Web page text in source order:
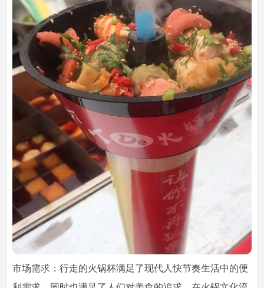
市场需求：行走的火锅杯满足了现代人快节奏生活中的便